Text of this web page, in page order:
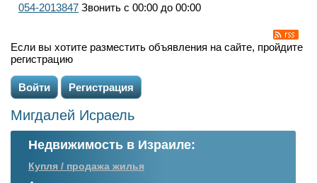
054-2013847 Звонить с 00:00 до 00:00
Если вы хотите разместить объявления на сайте, пройдите
регистрацию
Войти Регистрация
Мигдалей Исраель
Недвижимость в Израиле:
Купля / продажа жилья